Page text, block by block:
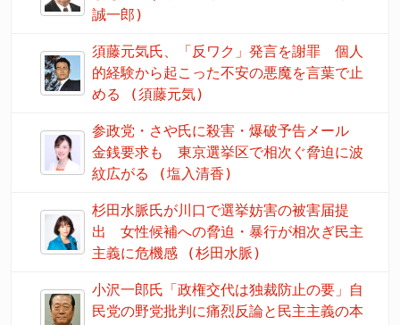
誠一郎)
須藤元気氏、「反ワク」発言を謝罪 個人
的経験から起こった不安の悪魔を言葉で止
める (須藤元気)
参政党・さや氏に殺害・爆破予告メール
金銭要求も 東京選挙区で相次ぐ脅迫に波
紋広がる (塩入清香)
杉田水脈氏が川口で選挙妨害の被害届提
出 女性候補への脅迫・暴行が相次ぎ民主
主義に危機感 (杉田水脈)
小沢一郎氏「政権交代は独裁防止の要」自
民党の野党批判に痛烈反論と民主主義の本